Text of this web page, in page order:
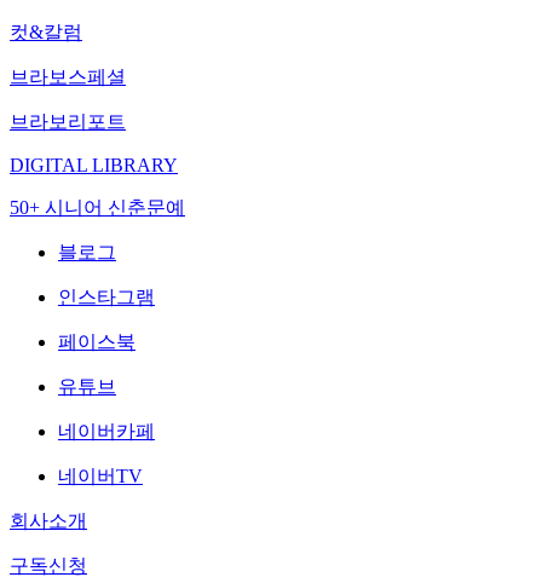
컷&칼럼
브라보스페셜
브라보리포트
DIGITAL LIBRARY
50+ 시니어 신춘문예
블로그
인스타그램
페이스북
유튜브
네이버카페
네이버TV
회사소개
구독신청